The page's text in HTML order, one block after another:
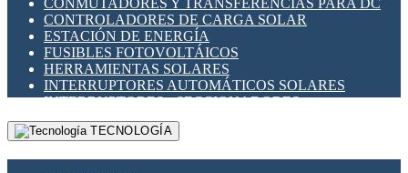
CONMUTADORES Y TRANSFERENCIAS PARA DC
CONTROLADORES DE CARGA SOLAR
ESTACIÓN DE ENERGÍA
FUSIBLES FOTOVOLTÁICOS
HERRAMIENTAS SOLARES
INTERRUPTORES AUTOMÁTICOS SOLARES
INTERRUPTORES - SECCIONADORES
FOTOVOLTÁICOS
MONTAJE PANEL SOLAR
TECNOLOGÍA